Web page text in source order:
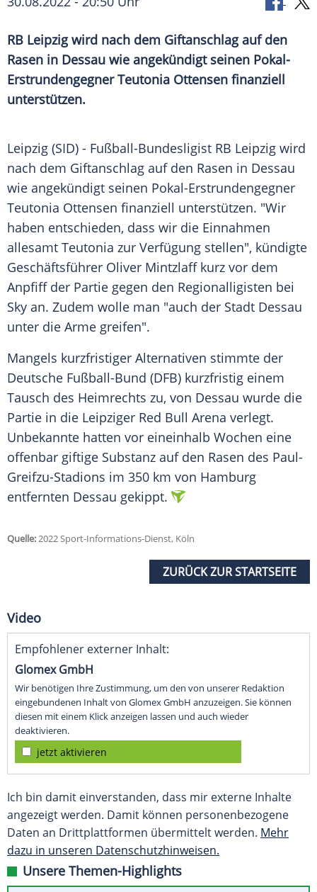
RB Leipzig wird nach dem Giftanschlag auf den
Rasen in Dessau wie angekündigt seinen Pokal-
Erstrundengegner Teutonia Ottensen finanziell
unterstützen.
Leipzig (SID) - Fußball-Bundesligist RB Leipzig wird
nach dem Giftanschlag auf den Rasen in Dessau
wie angekündigt seinen Pokal-Erstrundengegner
Teutonia Ottensen finanziell unterstützen. "Wir
haben entschieden, dass wir die Einnahmen
allesamt Teutonia zur Verfügung stellen", kündigte
Geschäftsführer Oliver Mintzlaff kurz vor dem
Anpfiff der Partie gegen den Regionalligisten bei
Sky an. Zudem wolle man "auch der Stadt Dessau
unter die Arme greifen".
Mangels kurzfristiger Alternativen stimmte der
Deutsche Fußball-Bund (DFB) kurzfristig einem
Tausch des Heimrechts zu, von Dessau wurde die
Partie in die Leipziger Red Bull Arena verlegt.
Unbekannte hatten vor eineinhalb Wochen eine
offenbar giftige Substanz auf den Rasen des Paul-
Greifzu-Stadions im 350 km von Hamburg
entfernten Dessau gekippt.
Quelle:2022 Sport-Informations-Dienst, Köln
ZURÜCK ZUR STARTSEITE
Video
Empfohlener externer Inhalt:
Glomex GmbH
Wir benötigen Ihre Zustimmung, um den von unserer Redaktion
eingebundenen Inhalt von Glomex GmbH anzuzeigen. Sie können
diesen mit einem Klick anzeigen lassen und auch wieder
deaktivieren.
jetzt aktivieren
Ich bin damit einverstanden, dass mir externe Inhalte
angezeigt werden. Damit können personenbezogene
Daten an Drittplattformen übermittelt werden. Mehr
dazu in unseren Datenschutzhinweisen.
Unsere Themen-Highlights